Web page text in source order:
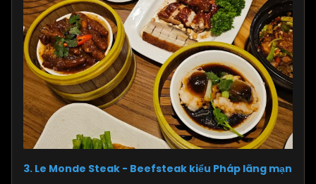
3. Le Monde Steak - Beefsteak kiểu Pháp lãng mạn